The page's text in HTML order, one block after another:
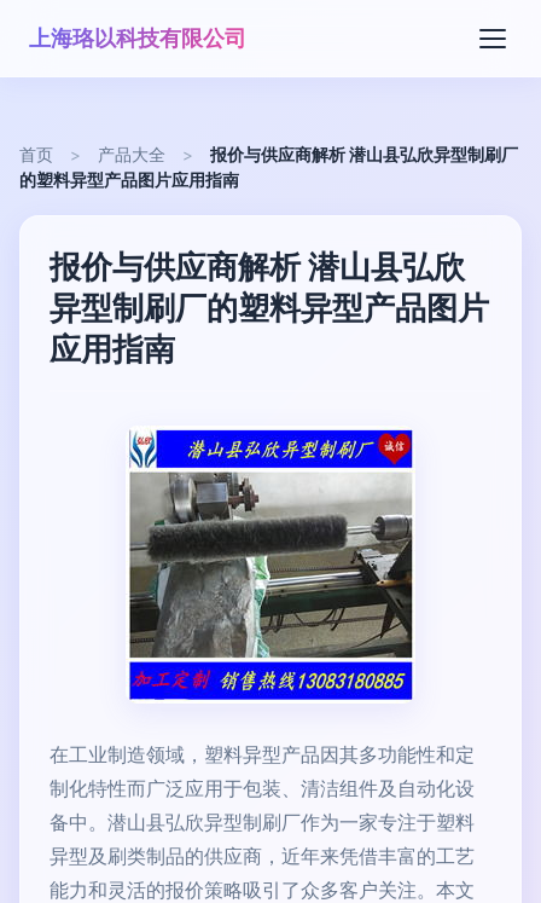
上海珞以科技有限公司
首页 > 产品大全 >
报价与供应商解析 潜山县弘欣异型制刷厂
的塑料异型产品图片应用指南
报价与供应商解析 潜山县弘欣
异型制刷厂的塑料异型产品图片
应用指南
在工业制造领域，塑料异型产品因其多功能性和定
制化特性而广泛应用于包装、清洁组件及自动化设
备中。潜山县弘欣异型制刷厂作为一家专注于塑料
异型及刷类制品的供应商，近年来凭借丰富的工艺
能力和灵活的报价策略吸引了众多客户关注。本文